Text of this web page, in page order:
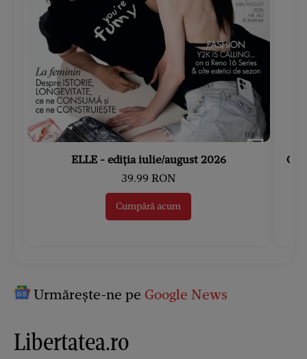
ELLE - ediția iulie/august 2026
39.99 RON
Cumpără acum
Urmărește-ne pe Google News
Libertatea.ro